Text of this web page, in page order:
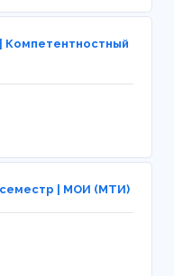
Компетентностный
семестр | МОИ (МТИ)